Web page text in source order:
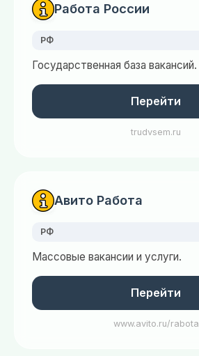
Работа России
РФ
Государственная база вакансий.
Перейти
trudvsem.ru
Авито Работа
РФ
Массовые вакансии и услуги.
Перейти
www.avito.ru/rabota